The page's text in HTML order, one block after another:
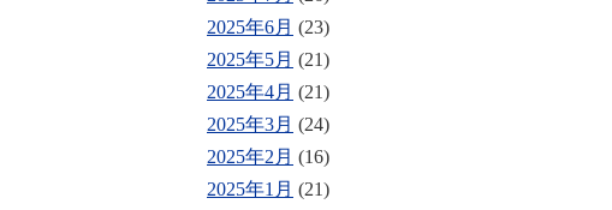
2025年6月 (23)
2025年5月 (21)
2025年4月 (21)
2025年3月 (24)
2025年2月 (16)
2025年1月 (21)